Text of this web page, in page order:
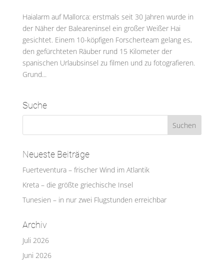
Haialarm auf Mallorca: erstmals seit 30 Jahren wurde in
der Näher der Baleareninsel ein großer Weißer Hai
gesichtet. Einem 10-köpfigen Forscherteam gelang es,
den gefürchteten Räuber rund 15 Kilometer der
spanischen Urlaubsinsel zu filmen und zu fotografieren.
Grund...
Suche
Neueste Beiträge
Fuerteventura – frischer Wind im Atlantik
Kreta – die größte griechische Insel
Tunesien – in nur zwei Flugstunden erreichbar
Archiv
Juli 2026
Juni 2026